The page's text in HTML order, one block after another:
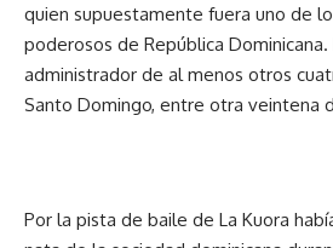
quien supuestamente fuera uno de
poderosos de República Dominicana.
administrador de al menos otros
Santo Domingo, entre otra veintena
Por la pista de baile de La Kuora